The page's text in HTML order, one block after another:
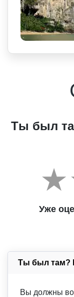
Ты был
Уже
Ты был там?
Вы должны